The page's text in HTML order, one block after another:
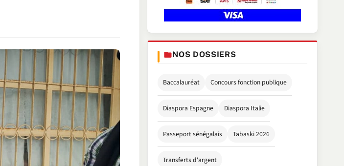
NOS DOSSIERS
Baccalauréat Concours fonction publique
Diaspora Espagne Diaspora Italie
Passeport sénégalais Tabaski 2026
Transferts d'argent